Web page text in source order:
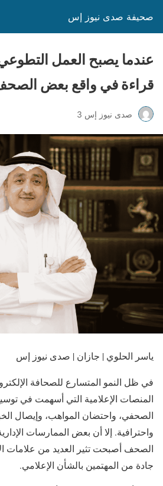
صحيفة صدى نيوز إس
عندما يصبح العمل
قراءة في واقع بعض الصحف
صدى نيوز إس 3
ياسر الحلوي | جازان | صدى نيوز إس
في ظل النمو المتسارع للصحافة
المنصات الإعلامية التي أسهمت في
الصحفي، واحتضان المواهب، وإيصال
واحترافية. إلا أن بعض الممارسات
الصحف أصبحت تثير العديد من علامات
جادة من المهتمين بالشأن الإعلامي.